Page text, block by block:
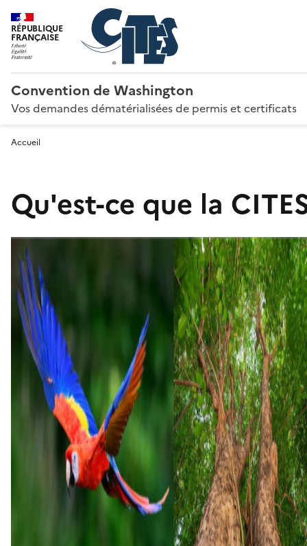
RÉPUBLIQUE
FRANÇAISE
Convention de Washington
Vos demandes dématérialisées de permis et certificats
Accueil
Qu'est-ce que la